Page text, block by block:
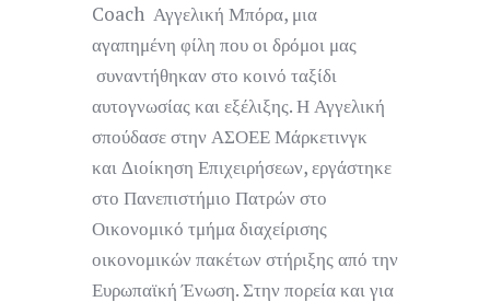
Coach Αγγελική Μπόρα, μια
αγαπημένη φίλη που οι δρόμοι μας
συναντήθηκαν στο κοινό ταξίδι
αυτογνωσίας και εξέλιξης. Η Αγγελική
σπούδασε στην ΑΣΟΕΕ Μάρκετινγκ
και Διοίκηση Επιχειρήσεων, εργάστηκε
στο Πανεπιστήμιο Πατρών στο
Οικονομικό τμήμα διαχείρισης
οικονομικών πακέτων στήριξης από την
Ευρωπαϊκή Ένωση.Στην πορεία και για